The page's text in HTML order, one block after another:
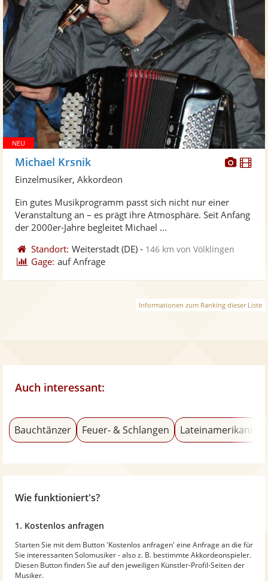
Michael Krsnik
Einzelmusiker, Akkordeon
Ein gutes Musikprogramm passt sich nicht nur einer
Veranstaltung an – es prägt ihre Atmosphäre. Seit Anfang
der 2000er-Jahre begleitet Michael ...
Standort: Weiterstadt (DE) - 146 km von Völklingen
Gage: auf Anfrage
Informationen zum Ranking dieser Liste
Auch interessant:
Bauchtänzer Feuer- & Schlangen
Wie funktioniert's?
1. Kostenlos anfragen
Starten Sie mit dem Button 'Kostenlos anfragen' eine Anfrage an die für
Sie interessanten Solomusiker - also z. B. bestimmte Akkordeonspieler.
Diesen Button finden Sie auf den jeweiligen Künstler-Profil-Seiten der
Musiker.